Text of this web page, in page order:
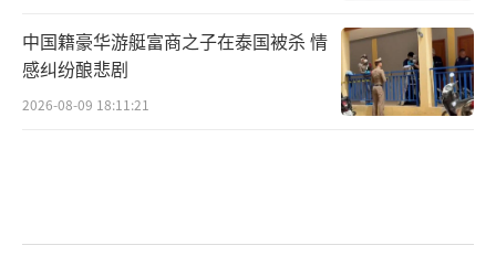
中国籍豪华游艇富商之子在泰国被杀 情
感纠纷酿悲剧
2026-08-09 18:11:21